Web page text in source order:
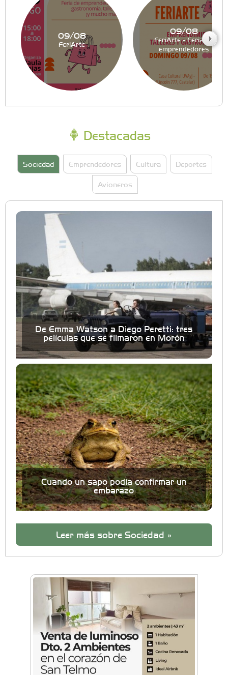
09/08
FeriArte
09/08
FeriArte - Feria de
emprendedores
Destacadas
Sociedad Emprendedores Cultura Deportes
Avioneros
De Emma Watson a Diego Peretti: tres
películas que se filmaron en Morón
Cuando un sapo podía confirmar un
embarazo
Leer más sobre Sociedad »